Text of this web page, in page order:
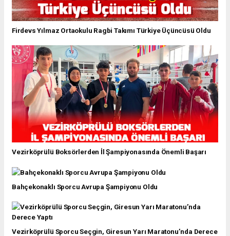
Firdevs Yılmaz Ortaokulu Ragbi Takımı Türkiye Üçüncüsü Oldu
Vezirköprülü Boksörlerden İl Şampiyonasında Önemli Başarı
Bahçekonaklı Sporcu Avrupa Şampiyonu Oldu
Vezirköprülü Sporcu Seçgin, Giresun Yarı Maratonu’nda Derece